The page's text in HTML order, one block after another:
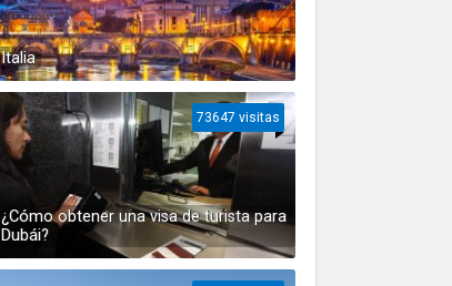
Italia
¿Cómo obtener una visa de turista para
Dubái?
73647 visitas